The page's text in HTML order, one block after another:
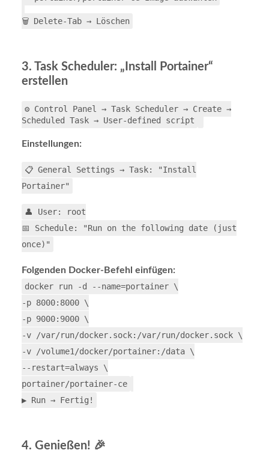
🗑️ Delete-Tab → Löschen
3. Task Scheduler: „Install Portainer“
erstellen
⚙️ Control Panel → Task Scheduler → Create →
Scheduled Task → User-defined script
Einstellungen:
📋 General Settings → Task: "Install
Portainer"
👤 User: root
📅 Schedule: "Run on the following date (just
once)"
Folgenden Docker-Befehl einfügen:
dockerrun -d --name=portainer \
-p 8000:8000 \
-p 9000:9000 \
-v /var/run/docker.sock:/var/run/docker.sock \
-v /volume1/docker/portainer:/data \
--restart=always \
portainer/portainer-ce
▶️ Run → Fertig!
4. Genießen! 🎉